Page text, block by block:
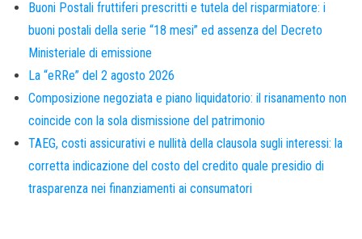
Buoni Postali fruttiferi prescritti e tutela del risparmiatore: i
buoni postali della serie “18 mesi” ed assenza del Decreto
Ministeriale di emissione
La “eRRe” del 2 agosto 2026
Composizione negoziata e piano liquidatorio: il risanamento non
coincide con la sola dismissione del patrimonio
TAEG, costi assicurativi e nullità della clausola sugli interessi: la
corretta indicazione del costo del credito quale presidio di
trasparenza nei finanziamenti ai consumatori